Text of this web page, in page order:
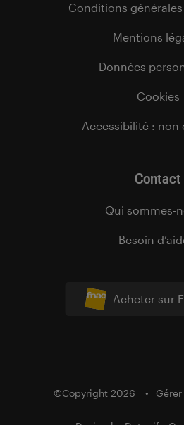
Acheter sur
Conditions
Mentions
Données
Cookies
Accessibilité : non
Contact
Qui sommes-
Besoin
©Copyright 2026